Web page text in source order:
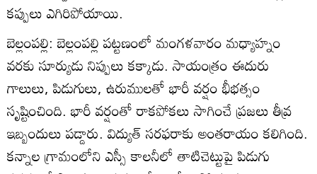
కప్పులు ఎగిరిపోయాయి.
బెల్లంపల్లి: బెల్లంపల్లి పట్టణంలో మంగళవారం మధ్యాహ్నం
వరకు సూర్యుడు నిప్పులు కక్కాడు. సాయంత్రం ఈదురు
గాలులు, పిడుగులు, ఉరుములతో భారీ వర్షం భీభత్సం
సృష్టించింది. భారీ వర్షంతో రాకపోకలు సాగించే ప్రజలు తీవ్ర
ఇబ్బందులు పడ్డారు. విద్యుత్‌ సరఫరాకు అంతరాయం కలిగింది.
కన్నాల గ్రామంలోని ఎస్సీ కాలనీలో తాటిచెట్టుపై పిడుగు